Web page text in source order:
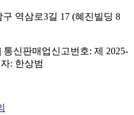
역삼로3길 17 (혜진빌딩 8
통신판매업신고번호: 제 2025-
: 한상범